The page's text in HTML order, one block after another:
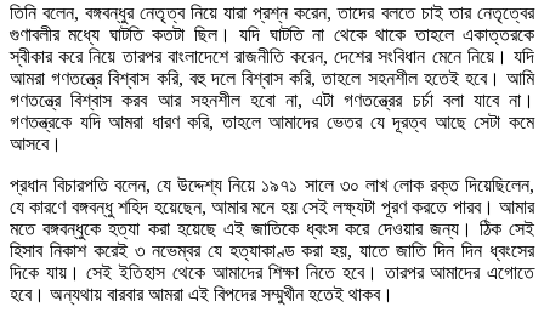
তিনি বলেন, বঙ্গবন্ধুর নেতৃত্ব নিয়ে যারা প্রশ্ন করেন, তাদের বলতে চাই তার নেতৃত্বের
গুণাবলীর মধ্যে ঘাটতি কতটা ছিল। যদি ঘাটতি না থেকে থাকে তাহলে একাত্তরকে
স্বীকার করে নিয়ে তারপর বাংলাদেশে রাজনীতি করেন, দেশের সংবিধান মেনে নিয়ে। যদি
আমরা গণতন্ত্রে বিশ্বাস করি, বহু দলে বিশ্বাস করি, তাহলে সহনশীল হতেই হবে। আমি
গণতন্ত্রে বিশ্বাস করব আর সহনশীল হবো না, এটা গণতন্ত্রের চর্চা বলা যাবে না।
গণতন্ত্রকে যদি আমরা ধারণ করি, তাহলে আমাদের ভেতর যে দূরত্ব আছে সেটা কমে
আসবে।
প্রধান বিচারপতি বলেন, যে উদ্দেশ্য নিয়ে ১৯৭১ সালে ৩০ লাখ লোক রক্ত দিয়েছিলেন,
যে কারণে বঙ্গবন্ধু শহিদ হয়েছেন, আমার মনে হয় সেই লক্ষ্যটা পূরণ করতে পারব। আমার
মতে বঙ্গবন্ধুকে হত্যা করা হয়েছে এই জাতিকে ধ্বংস করে দেওয়ার জন্য। ঠিক সেই
হিসাব নিকাশ করেই ৩ নভেম্বর যে হত্যাকাণ্ড করা হয়, যাতে জাতি দিন দিন ধ্বংসের
দিকে যায়। সেই ইতিহাস থেকে আমাদের শিক্ষা নিতে হবে। তারপর আমাদের এগোতে
হবে। অন্যথায় বারবার আমরা এই বিপদের সম্মুখীন হতেই থাকব।